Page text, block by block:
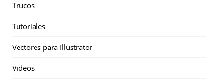
Trucos
Tutoriales
Vectores para Illustrator
Videos